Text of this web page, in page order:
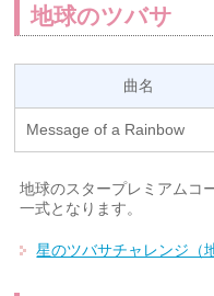
地球のツバサ
曲名
Message of a Rainbow
地球のスタープレミアムコ
一式となります。
星のツバサチャレンジ（